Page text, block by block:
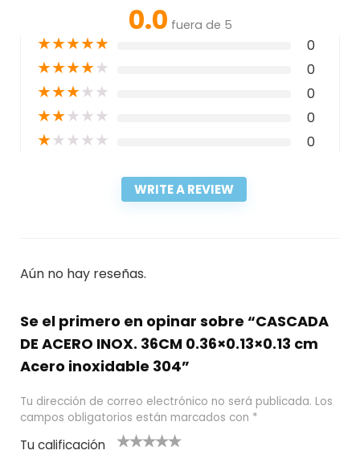
0.0 fuera de 5
★★★★★ 0
★★★★★ 0
★★★★★ 0
★★★★★ 0
★★★★★ 0
WRITE A REVIEW
Aún no hay reseñas.
Se el primero en opinar sobre “CASCADA
DE ACERO INOX. 36CM 0.36×0.13×0.13 cm
Acero inoxidable 304”
Tu dirección de correo electrónico no será publicada. Los
campos obligatorios están marcados con *
Tu calificación